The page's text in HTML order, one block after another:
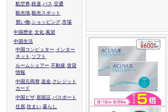
航空券,鉄道,バス,交通
観光地,観光スポット
買い物,ショッピング,市場
中国歴史,文化,風習
中国生活
中国コンピュター,インター
ネット,ソフト
ルームシェアー,不動産,賃貸
情報
中国元両替,送金,クレジット
カード
中国ビザ,居留証,パスポート
住居,住まい,暮らし